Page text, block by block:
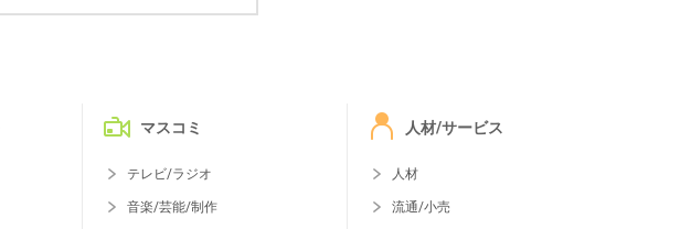
マスコミ
テレビ/ラジオ
音楽/芸能/制作
人材/サービス
人材
流通/小売